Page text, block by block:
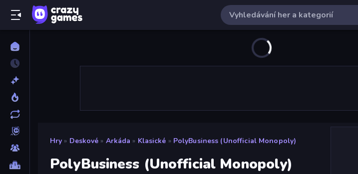
Hry » Deskové » Arkáda » Klasické » PolyBusiness (Unofficial Monopoly)
PolyBusiness (Unofficial Monopoly)